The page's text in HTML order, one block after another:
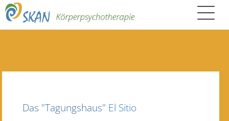
Das "Tagungshaus" El Sitio